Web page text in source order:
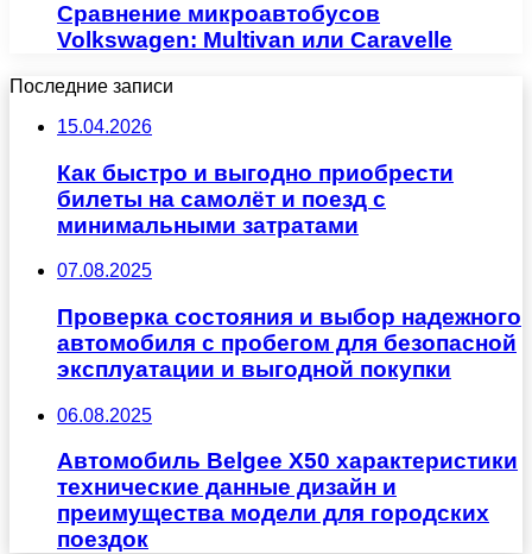
Сравнение микроавтобусов
Volkswagen: Multivan или Caravelle
Последние записи
15.04.2026
Как быстро и выгодно приобрести
билеты на самолёт и поезд с
минимальными затратами
07.08.2025
Проверка состояния и выбор надежного
автомобиля с пробегом для безопасной
эксплуатации и выгодной покупки
06.08.2025
Автомобиль Belgee X50 характеристики
технические данные дизайн и
преимущества модели для городских
поездок